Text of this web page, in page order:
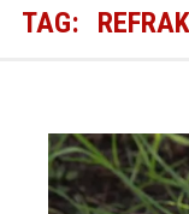
TAG: